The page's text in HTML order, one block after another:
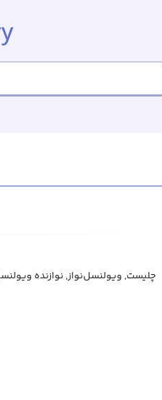
چلیست, ویولنسل‌نواز, نوازنده